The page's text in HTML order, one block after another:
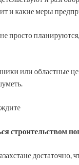
и какие меры
просто
или областные
строительством
достаточно,